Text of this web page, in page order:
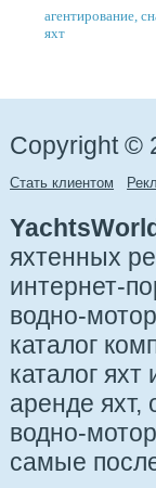
агентирование,
яхт
Copyright ©
Стать клиентом
яхтенных
интернет-
водно-
каталог
каталог
аренде яхт,
водно-
самые